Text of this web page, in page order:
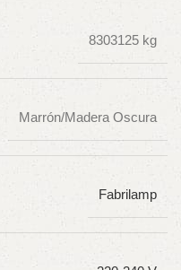
8303125 kg
Marrón/Madera Oscura
Fabrilamp